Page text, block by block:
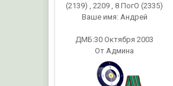
(2139) , 2209 , 8 ПогО (2335)
Ваше имя:Андрей
ДМБ:30 Октября 2003
От Админа